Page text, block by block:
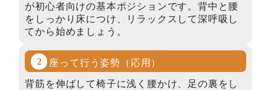
が初心者向けの基本ポジションです。背中と腰
をしっかり床につけ、リラックスして深呼吸し
てから始めましょう。
座って行う姿勢 （応用）
背筋を伸ばして椅子に浅く腰かけ、足の裏をし